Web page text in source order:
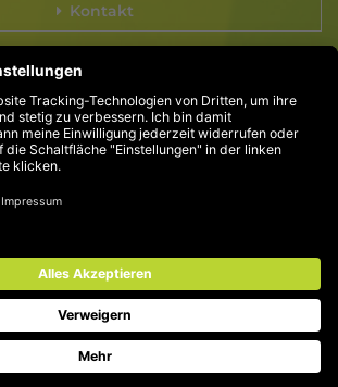
Kontakt
Compliance
Impressum
Datenschutz